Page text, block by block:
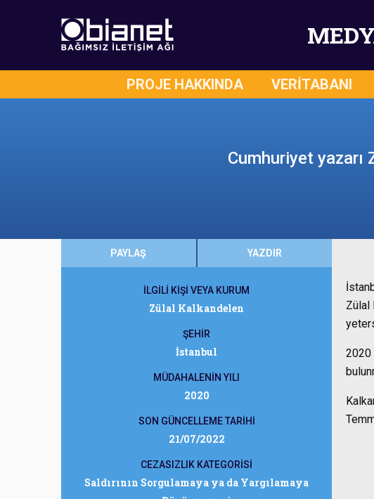
PROJE HAKKINDA VERİTABANI
Cumhuriyet yazarı
PAYLAŞ YAZDIR
İLGİLİ KİŞİ VEYA KURUM
Zülal Kalkandelen
ŞEHİR
İstanbul
MÜDAHALENİN YILI
2020
SON GÜNCELLEME TARİHİ
21/07/2022
CEZASIZLIK KATEGORİSİ
Saldırının Sorgulamaya ya da Yargılamaya
Zülal
2020